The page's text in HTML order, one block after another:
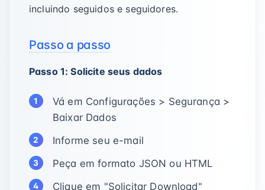
incluindo seguidos e seguidores.
Passo a passo
Passo 1: Solicite seus dados
Vá em Configurações > Segurança >
Baixar Dados
Informe seu e-mail
Peça em formato JSON ou HTML
Clique em "Solicitar Download"